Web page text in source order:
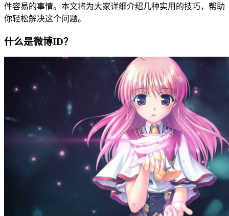
件容易的事情。本文将为大家详细介绍几种实用的技巧，帮助
你轻松解决这个问题。
什么是微博ID？